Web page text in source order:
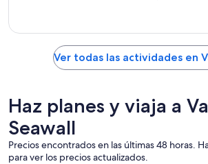
Ver todas las actividades en
Haz planes y viaja a
Seawall
Precios encontrados en las últimas 48 horas.
para ver los precios actualizados.